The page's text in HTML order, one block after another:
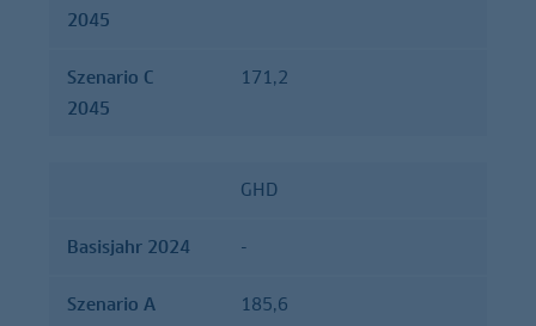
2045
Szenario C
2045
171,2
GHD
Basisjahr 2024 -
Szenario A
185,6